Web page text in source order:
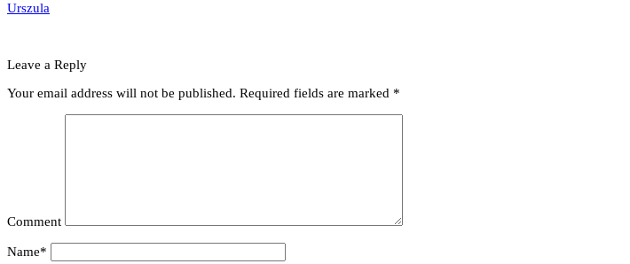
Urszula
Leave a Reply
Your email address will not be published. Required fields are marked *
Comment
Name*